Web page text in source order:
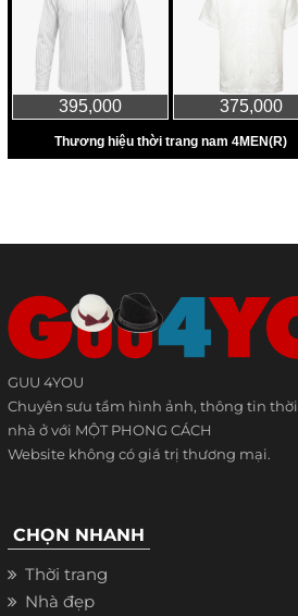
GUU 4YOU
Chuyên sưu tầm hình ảnh, thông tin
nhà ở với MỘT PHONG CÁCH
Website không có giá trị thương mại.
CHỌN NHANH
Thời trang
Nhà đẹp